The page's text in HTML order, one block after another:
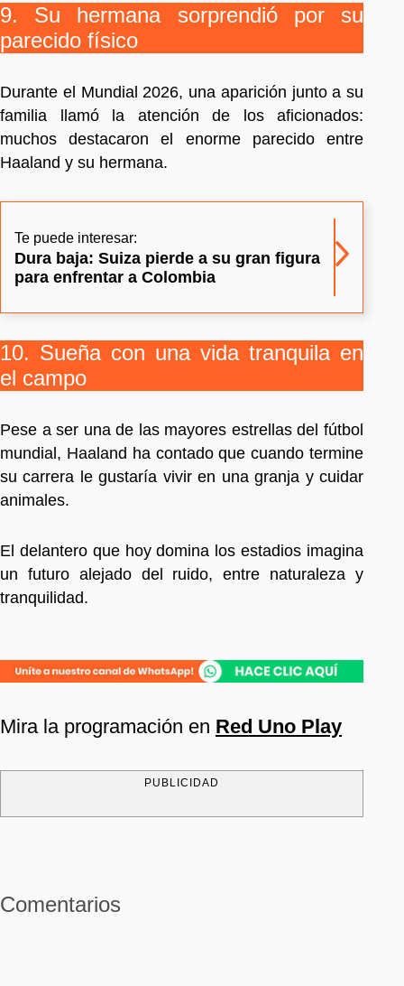
9. Su hermana sorprendió por su
parecido físico
Durante el Mundial 2026, una aparición junto a su
familia llamó la atención de los aficionados:
muchos destacaron el enorme parecido entre
Haaland y su hermana.
Te puede interesar:
Dura baja: Suiza pierde a su gran figura
para enfrentar a Colombia
10. Sueña con una vida tranquila en
el campo
Pese a ser una de las mayores estrellas del fútbol
mundial, Haaland ha contado que cuando termine
su carrera le gustaría vivir en una granja y cuidar
animales.
El delantero que hoy domina los estadios imagina
un futuro alejado del ruido, entre naturaleza y
tranquilidad.
Mira la programación en Red Uno Play
PUBLICIDAD
Comentarios